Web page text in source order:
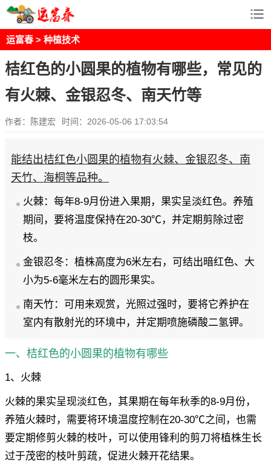
运富春 > 种植技术
桔红色的小圆果的植物有哪些，常见的
有火棘、金银忍冬、南天竹等
作者：陈建宏 时间：2026-05-06 17:03:54
能结出桔红色小圆果的植物有火棘、金银忍冬、南
天竹、海桐等品种。
火棘：每年8-9月份进入果期，果实呈淡红色。养殖
期间，要将温度保持在20-30℃，并定期剪除过密
枝。
金银忍冬：植株高度为6米左右，可结出暗红色、大
小为5-6毫米左右的圆形果实。
南天竹：可用来观赏，光照过强时，要将它养护在
室内有散射光的环境中，并定期喷施磷酸二氢钾。
一、桔红色的小圆果的植物有哪些
1、火棘
火棘的果实呈现淡红色，其果期在每年秋季的8-9月份，
养殖火棘时，需要将环境温度控制在20-30℃之间，也需
要定期修剪火棘的枝叶，可以使用锋利的剪刀将植株生长
过于茂密的枝叶剪疏，促进火棘开花结果。